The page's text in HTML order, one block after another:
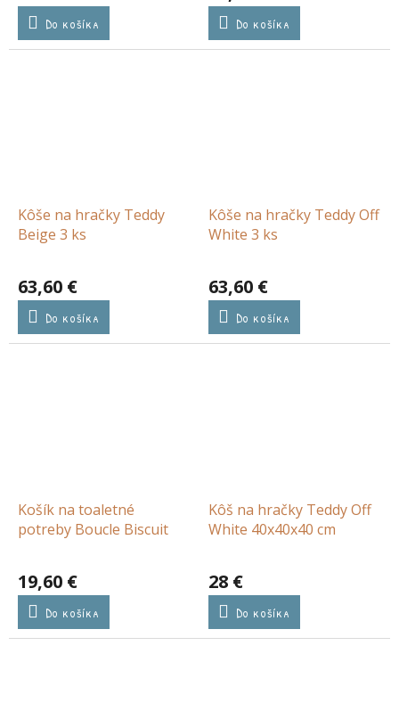
Do košíka Do košíka
Kôše na hračky Teddy
Beige 3 ks
63,60 €
Do košíka
Kôše na hračky Teddy Off
White 3 ks
63,60 €
Do košíka
Košík na toaletné
potreby Boucle Biscuit
19,60 €
Do košíka
Kôš na hračky Teddy Off
White 40x40x40 cm
28 €
Do košíka